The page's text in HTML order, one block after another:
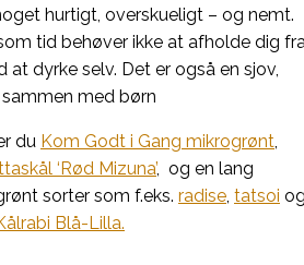
hurtigt, overskueligt – og nemt.
tid behøver ikke at afholde dig
dyrke selv. Det er også en sjov,
med børn
du Kom Godt i Gang mikrogrønt,
‘Rød Mizuna’, og en lang
sorter som f.eks. radise, tatsoi
Blå-Lilla.